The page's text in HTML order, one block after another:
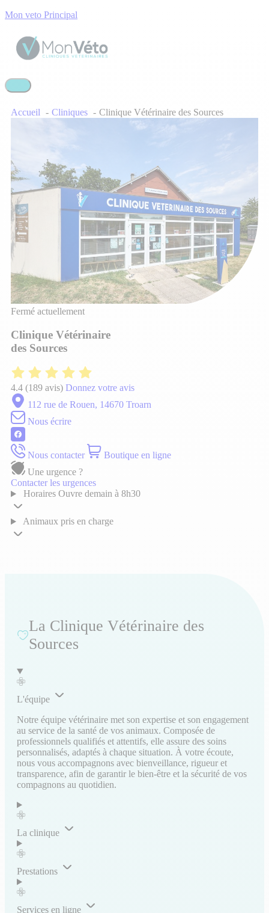
Mon veto Principal
Accueil Cliniques Clinique Vétérinaire des Sources
Fermé actuellement
Clinique Vétérinaire
des Sources
4.4 (189 avis) Donnez votre avis
112 rue de Rouen, 14670 Troarn
Nous écrire
Nous contacter
Boutique en ligne
Une urgence ?
Contacter les urgences
Horaires Ouvre demain à 8h30
Animaux pris en charge
La Clinique Vétérinaire des
Sources
L'équipe
Notre équipe vétérinaire met son expertise et son engagement
au service de la santé de vos animaux. Composée de
professionnels qualifiés et attentifs, elle assure des soins
personnalisés, adaptés à chaque situation. À votre écoute,
nous vous accompagnons avec bienveillance, rigueur et
transparence, afin de garantir le bien-être et la sécurité de vos
compagnons au quotidien.
La clinique
Prestations
Services en ligne